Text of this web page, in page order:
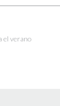
el verano